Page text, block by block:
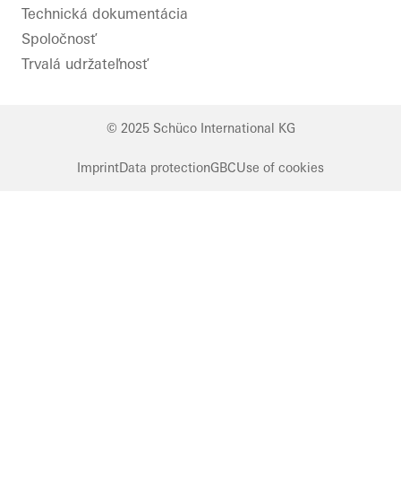
Technická dokumentácia
Spoločnosť
Trvalá udržateľnosť
© 2025 Schüco International KG
ImprintData protectionGBCUse of cookies